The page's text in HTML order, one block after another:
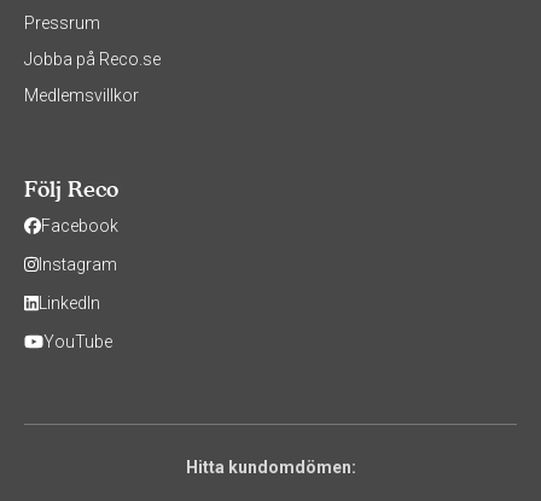
Pressrum
Jobba på Reco.se
Medlemsvillkor
Följ Reco
Facebook
Instagram
LinkedIn
YouTube
Hitta kundomdömen: